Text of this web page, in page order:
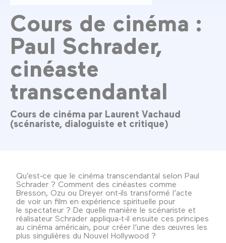
Cours de cinéma :
Paul Schrader,
cinéaste
transcendantal
Cours de cinéma par Laurent Vachaud
(scénariste, dialoguiste et critique)
Qu’est‑ce que le cinéma transcendantal selon Paul
Schrader ? Comment des cinéastes comme
Bresson, Ozu ou Dreyer ont‑ils transformé l’acte
de voir un film en expérience spirituelle pour
le spectateur ? De quelle manière le scénariste et
réalisateur Schrader appliqua‑t‑il ensuite ces principes
au cinéma américain, pour créer l’une des œuvres les
plus singulières du Nouvel Hollywood ?